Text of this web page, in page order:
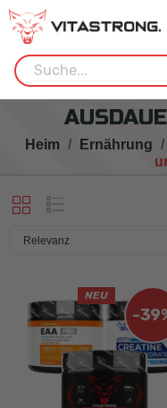
Heim Ernährung
Relevanz
-
NEU